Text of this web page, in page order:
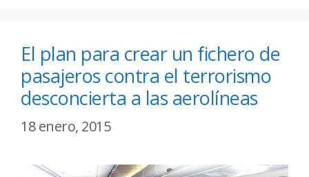
El plan para crear un fichero de
pasajeros contra el terrorismo
desconcierta a las aerolíneas
18 enero, 2015